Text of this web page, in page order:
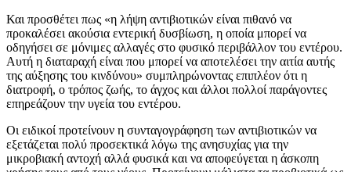
Και προσθέτει πως «η λήψη αντιβιοτικών είναι πιθανό να
προκαλέσει ακούσια εντερική δυσβίωση, η οποία μπορεί να
οδηγήσει σε μόνιμες αλλαγές στο φυσικό περιβάλλον του εντέρου.
Αυτή η διαταραχή είναι που μπορεί να αποτελέσει την αιτία αυτής
της αύξησης του κινδύνου» συμπληρώνοντας επιπλέον ότι η
διατροφή, ο τρόπος ζωής, το άγχος και άλλοι πολλοί παράγοντες
επηρεάζουν την υγεία του εντέρου.
Οι ειδικοί προτείνουν η συνταγογράφηση των αντιβιοτικών να
εξετάζεται πολύ προσεκτικά λόγω της ανησυχίας για την
μικροβιακή αντοχή αλλά φυσικά και να αποφεύγεται η άσκοπη